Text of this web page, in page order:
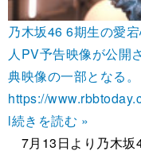
乃木坂46 6期生の愛
人PV予告映像が公開
典映像の一部となる。
https://
l続きを読む »
7月13日より乃木坂